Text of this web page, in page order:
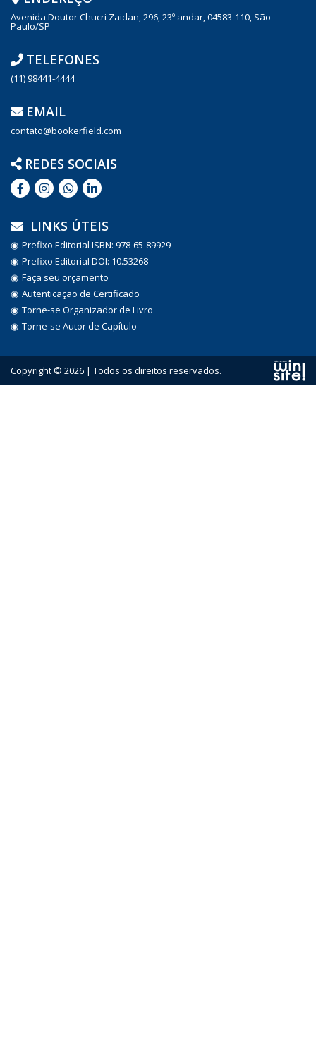
Avenida Doutor Chucri Zaidan, 296, 23º andar, 04583-110, São
Paulo/SP
TELEFONES
(11) 98441-4444
EMAIL
contato@bookerfield.com
REDES SOCIAIS
LINKS ÚTEIS
Prefixo Editorial ISBN: 978-65-89929
Prefixo Editorial DOI: 10.53268
Faça seu orçamento
Autenticação de Certificado
Torne-se Organizador de Livro
Torne-se Autor de Capítulo
Copyright © 2026 | Todos os direitos reservados.